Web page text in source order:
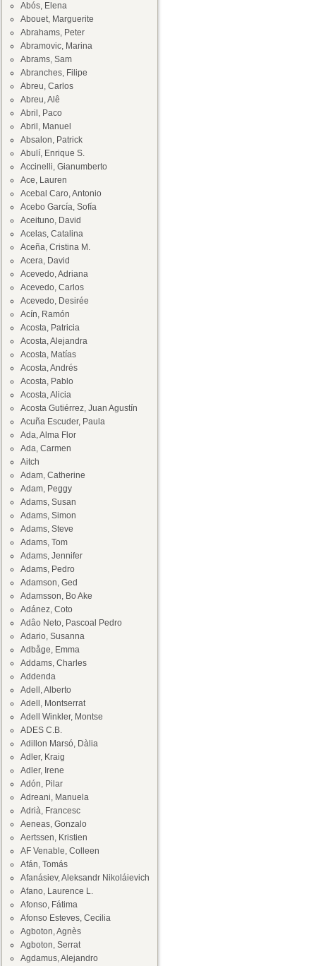
Abós, Elena
Abouet, Marguerite
Abrahams, Peter
Abramovic, Marina
Abrams, Sam
Abranches, Filipe
Abreu, Carlos
Abreu, Alê
Abril, Paco
Abril, Manuel
Absalon, Patrick
Abulí, Enrique S.
Accinelli, Gianumberto
Ace, Lauren
Acebal Caro, Antonio
Acebo García, Sofía
Aceituno, David
Acelas, Catalina
Aceña, Cristina M.
Acera, David
Acevedo, Adriana
Acevedo, Carlos
Acevedo, Desirée
Acín, Ramón
Acosta, Patricia
Acosta, Alejandra
Acosta, Matías
Acosta, Andrés
Acosta, Pablo
Acosta, Alicia
Acosta Gutiérrez, Juan Agustín
Acuña Escuder, Paula
Ada, Alma Flor
Ada, Carmen
Aitch
Adam, Catherine
Adam, Peggy
Adams, Susan
Adams, Simon
Adams, Steve
Adams, Tom
Adams, Jennifer
Adams, Pedro
Adamson, Ged
Adamsson, Bo Ake
Adánez, Coto
Adâo Neto, Pascoal Pedro
Adario, Susanna
Adbåge, Emma
Addams, Charles
Addenda
Adell, Alberto
Adell, Montserrat
Adell Winkler, Montse
ADES C.B.
Adillon Marsó, Dàlia
Adler, Kraig
Adler, Irene
Adón, Pilar
Adreani, Manuela
Adrià, Francesc
Aeneas, Gonzalo
Aertssen, Kristien
AF Venable, Colleen
Afán, Tomás
Afanásiev, Aleksandr Nikoláievich
Afano, Laurence L.
Afonso, Fátima
Afonso Esteves, Cecilia
Agboton, Agnès
Agboton, Serrat
Agdamus, Alejandro